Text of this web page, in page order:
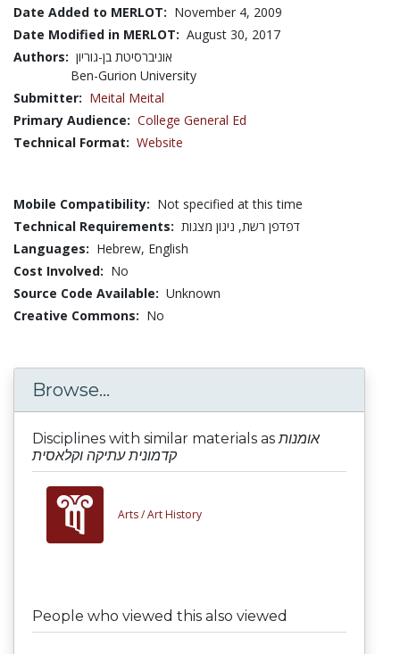
Date Added to MERLOT: November 4, 2009
Date Modified in MERLOT: August 30, 2017
Authors: אוניברסיטת בן-גוריון
Ben-Gurion University
Submitter: Meital Meital
Primary Audience: College General Ed
Technical Format: Website
Mobile Compatibility: Not specified at this time
Technical Requirements: דפדפן רשת, ניגון מצגות
Languages: Hebrew, English
Cost Involved: No
Source Code Available: Unknown
Creative Commons: No
Browse...
Disciplines with similar materials asאומנות
קדמונית עתיקה וקלאסית
Arts /Art History
People who viewed this also viewed